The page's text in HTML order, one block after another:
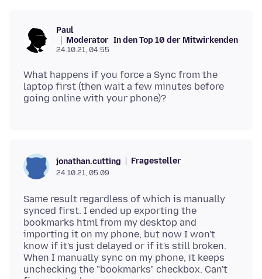
Paul
Moderator In den Top 10 der Mitwirkenden
24.10.21, 04:55
What happens if you force a Sync from the
laptop first (then wait a few minutes before
jonathan.cutting Fragesteller
24.10.21, 05:09
Same result regardless of which is manually
synced first. I ended up exporting the
bookmarks html from my desktop and
importing it on my phone, but now I won't
know if it's just delayed or if it's still broken.
When I manually sync on my phone, it keeps
unchecking the "bookmarks" checkbox. Can't